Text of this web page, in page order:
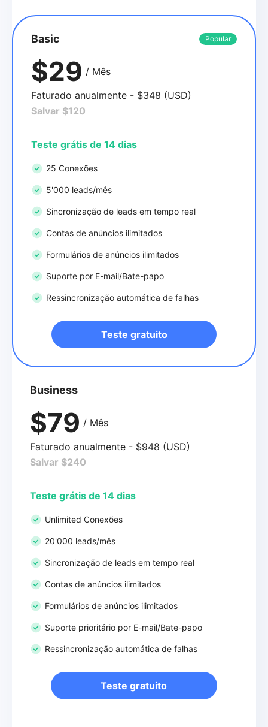
Basic Popular
$29 / Mês
Faturado anualmente - $348 (USD)
Salvar $120
Teste grátis de 14 dias
25 Conexões
5'000 leads/mês
Sincronização de leads em tempo real
Contas de anúncios ilimitados
Formulários de anúncios ilimitados
Suporte por E-mail/Bate-papo
Ressincronização automática de falhas
Teste gratuito
Business
$79 / Mês
Faturado anualmente - $948 (USD)
Salvar $240
Teste grátis de 14 dias
Unlimited Conexões
20'000 leads/mês
Sincronização de leads em tempo real
Contas de anúncios ilimitados
Formulários de anúncios ilimitados
Suporte prioritário por E-mail/Bate-papo
Ressincronização automática de falhas
Teste gratuito